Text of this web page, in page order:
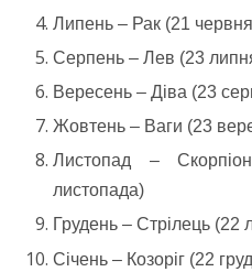
Липень – Рак (21
Серпень – Лев (23
Вересень – Діва (23
Жовтень – Ваги (23
Листопад –
листопада)
Грудень – Стрілець (22
Січень – Козоріг (22